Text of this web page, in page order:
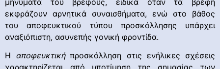
εκφράζουν αρνητικά συναισθήματα, ενώ στο βάθος
του αποφευκτικού τύπου προσκόλλησης υπάρχει
αναξιόπιστη, ασυνεπής γονική φροντίδα.
Η αποφευκτικήπροσκόλληση στις ενήλικες σχέσεις